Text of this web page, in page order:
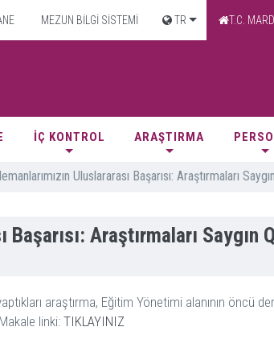
MEZUN BİLGİ SİSTEMİ TR T.C.
İÇ KONTROL ARAŞTIRMA
Uluslararası Başarısı: Araştırmaları
Araştırmaları Saygın
araştırma, Eğitim Yönetimi alanının öncü
linki: TIKLAYINIZ